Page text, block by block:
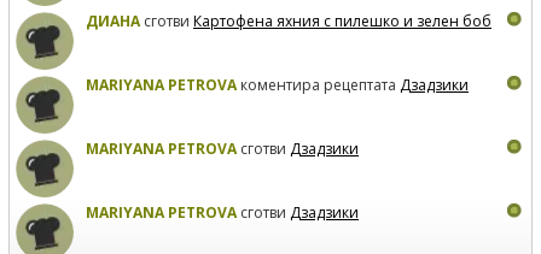
ДИАНАсготви Картофена яхния с пилешко и зелен боб
MARIYANA PETROVAкоментира рецептата Дзадзики
MARIYANA PETROVAсготви Дзадзики
MARIYANA PETROVAсготви Дзадзики